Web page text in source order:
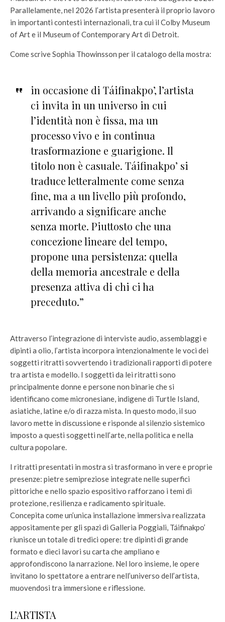
Parallelamente, nel 2026 l’artista presenterà il proprio lavoro
in importanti contesti internazionali, tra cui il Colby Museum
of Art e il Museum of Contemporary Art di Detroit.
Come scrive Sophia Thowinsson per il catalogo della mostra:
in occasione di Táifinakpo’, l’artista
ci invita in un universo in cui
l’identità non è fissa, ma un
processo vivo e in continua
trasformazione e guarigione. Il
titolo non è casuale. Táifinakpo’ si
traduce letteralmente come senza
fine, ma a un livello più profondo,
arrivando a significare anche
senza morte. Piuttosto che una
concezione lineare del tempo,
propone una persistenza: quella
della memoria ancestrale e della
presenza attiva di chi ci ha
preceduto.”
Attraverso l’integrazione di interviste audio, assemblaggi e
dipinti a olio, l’artista incorpora intenzionalmente le voci dei
soggetti ritratti sovvertendo i tradizionali rapporti di potere
tra artista e modello. I soggetti da lei ritratti sono
principalmente donne e persone non binarie che si
identificano come micronesiane, indigene di Turtle Island,
asiatiche, latine e/o di razza mista. In questo modo, il suo
lavoro mette in discussione e risponde al silenzio sistemico
imposto a questi soggetti nell’arte, nella politica e nella
cultura popolare.
I ritratti presentati in mostra si trasformano in vere e proprie
presenze: pietre semipreziose integrate nelle superfici
pittoriche e nello spazio espositivo rafforzano i temi di
protezione, resilienza e radicamento spirituale.
Concepita come un’unica installazione immersiva realizzata
appositamente per gli spazi di Galleria Poggiali, Táifinakpo’
riunisce un totale di tredici opere: tre dipinti di grande
formato e dieci lavori su carta che ampliano e
approfondiscono la narrazione. Nel loro insieme, le opere
invitano lo spettatore a entrare nell’universo dell’artista,
muovendosi tra immersione e riflessione.
L’ARTISTA